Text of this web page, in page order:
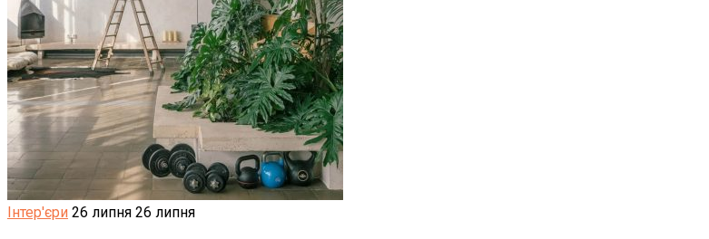
Інтер'єри 26 липня 26 липня